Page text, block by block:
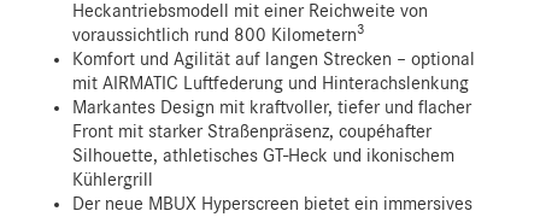
Heckantriebsmodell mit einer Reichweite von
voraussichtlich rund 800 Kilometern3
Komfort und Agilität auf langen Strecken – optional
mit AIRMATIC Luftfederung und Hinterachslenkung
Markantes Design mit kraftvoller, tiefer und flacher
Front mit starker Straßenpräsenz, coupéhafter
Silhouette, athletisches GT-Heck und ikonischem
Kühlergrill
Der neue MBUX Hyperscreen bietet ein immersives